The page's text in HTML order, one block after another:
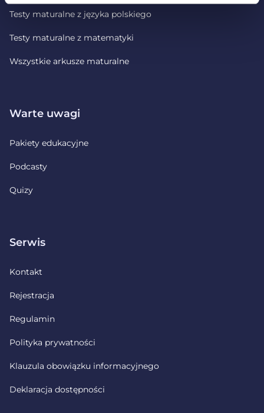
Testy maturalne z języka polskiego
Testy maturalne z matematyki
Wszystkie arkusze maturalne
Warte uwagi
Pakiety edukacyjne
Podcasty
Quizy
Serwis
Kontakt
Rejestracja
Regulamin
Polityka prywatności
Klauzula obowiązku informacyjnego
Deklaracja dostępności